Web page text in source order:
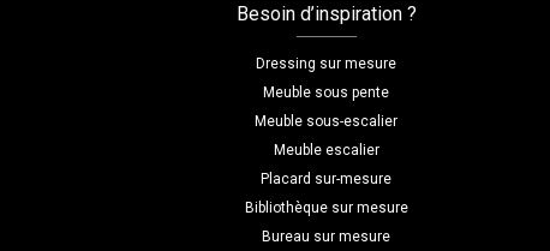
Besoin d’inspiration ?
Dressing sur mesure
Meuble sous pente
Meuble sous-escalier
Meuble escalier
Placard sur-mesure
Bibliothèque sur mesure
Bureau sur mesure